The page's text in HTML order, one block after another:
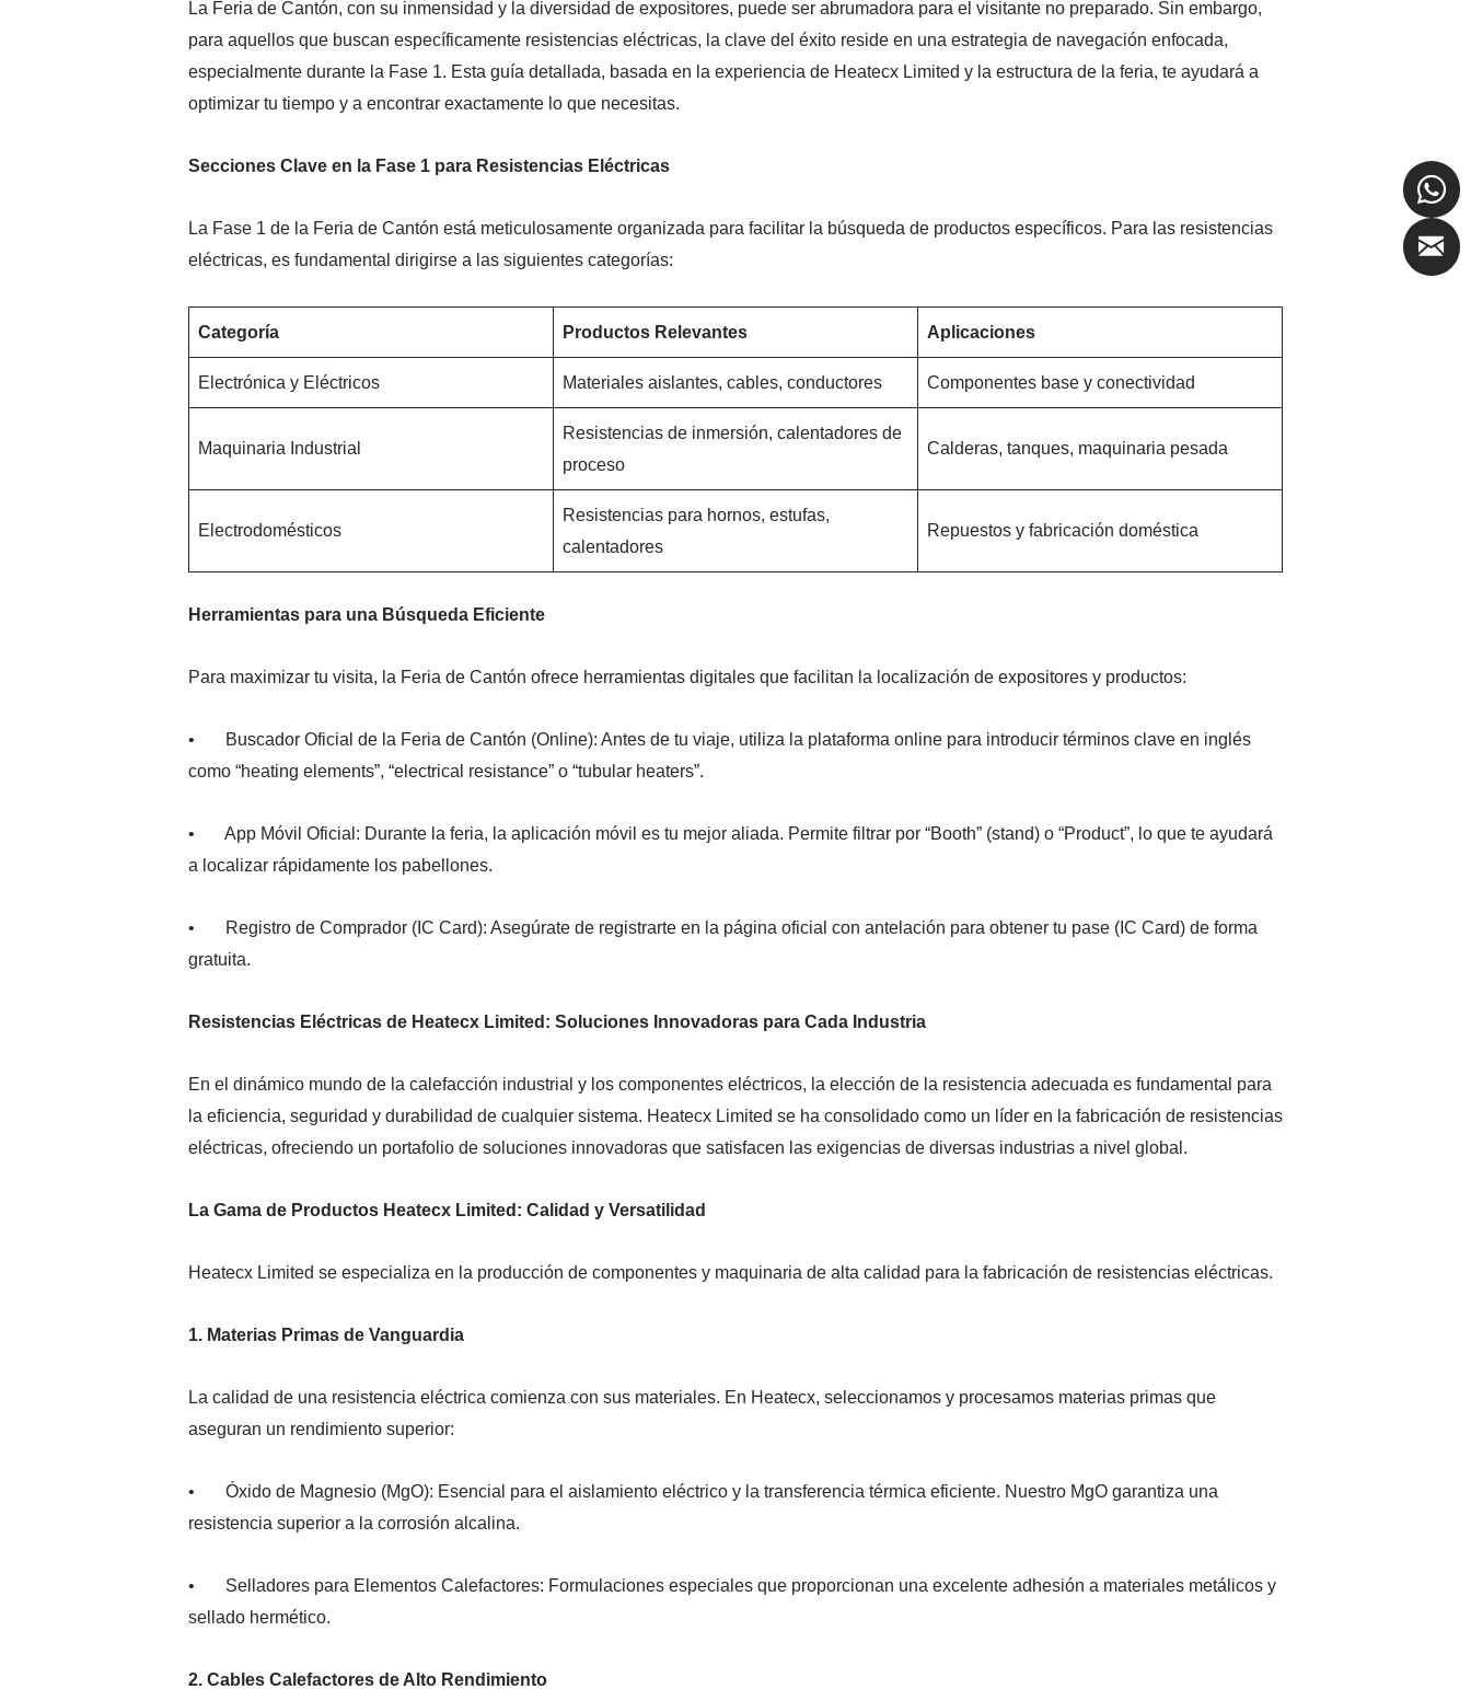
La Feria de Cantón, con su inmensidad y la diversidad de expositores, puede ser abrumadora para el visitante no preparado. Sin embargo,
para aquellos que buscan específicamente resistencias eléctricas, la clave del éxito reside en una estrategia de navegación enfocada,
especialmente durante la Fase 1. Esta guía detallada, basada en la experiencia de Heatecx Limited y la estructura de la feria, te ayudará a
optimizar tu tiempo y a encontrar exactamente lo que necesitas.
Secciones Clave en la Fase 1 para Resistencias Eléctricas
La Fase 1 de la Feria de Cantón está meticulosamente organizada para facilitar la búsqueda de productos específicos. Para las resistencias
eléctricas, es fundamental dirigirse a las siguientes categorías:
Categoría Productos Relevantes Aplicaciones
Electrónica y Eléctricos Materiales aislantes, cables, conductores Componentes base y conectividad
Maquinaria Industrial
Resistencias de inmersión, calentadores de
proceso
Calderas, tanques, maquinaria pesada
Electrodomésticos
Resistencias para hornos, estufas,
calentadores
Repuestos y fabricación doméstica
Herramientas para una Búsqueda Eficiente
Para maximizar tu visita, la Feria de Cantón ofrece herramientas digitales que facilitan la localización de expositores y productos:
• Buscador Oficial de la Feria de Cantón (Online): Antes de tu viaje, utiliza la plataforma online para introducir términos clave en inglés
como “heating elements”, “electrical resistance” o “tubular heaters”.
• App Móvil Oficial: Durante la feria, la aplicación móvil es tu mejor aliada. Permite filtrar por “Booth” (stand) o “Product”, lo que te ayudará
a localizar rápidamente los pabellones.
• Registro de Comprador (IC Card): Asegúrate de registrarte en la página oficial con antelación para obtener tu pase (IC Card) de forma
gratuita.
Resistencias Eléctricas de Heatecx Limited: Soluciones Innovadoras para Cada Industria
En el dinámico mundo de la calefacción industrial y los componentes eléctricos, la elección de la resistencia adecuada es fundamental para
la eficiencia, seguridad y durabilidad de cualquier sistema. Heatecx Limited se ha consolidado como un líder en la fabricación de resistencias
eléctricas, ofreciendo un portafolio de soluciones innovadoras que satisfacen las exigencias de diversas industrias a nivel global.
La Gama de Productos Heatecx Limited: Calidad y Versatilidad
Heatecx Limited se especializa en la producción de componentes y maquinaria de alta calidad para la fabricación de resistencias eléctricas.
1. Materias Primas de Vanguardia
La calidad de una resistencia eléctrica comienza con sus materiales. En Heatecx, seleccionamos y procesamos materias primas que
aseguran un rendimiento superior:
• Óxido de Magnesio (MgO): Esencial para el aislamiento eléctrico y la transferencia térmica eficiente. Nuestro MgO garantiza una
resistencia superior a la corrosión alcalina.
• Selladores para Elementos Calefactores: Formulaciones especiales que proporcionan una excelente adhesión a materiales metálicos y
sellado hermético.
2. Cables Calefactores de Alto Rendimiento